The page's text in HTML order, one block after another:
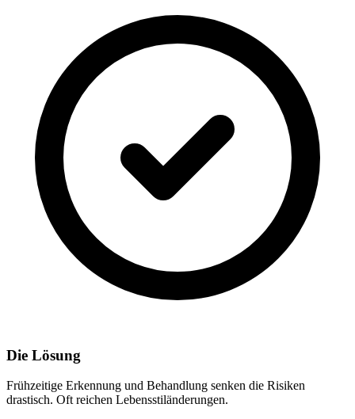
Die Lösung
Frühzeitige Erkennung und Behandlung senken die Risiken
drastisch. Oft reichen Lebensstiländerungen.